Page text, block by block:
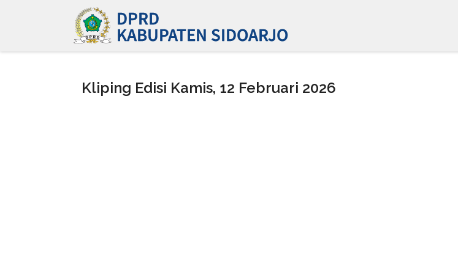
Kliping Edisi Kamis, 12 Februari 2026